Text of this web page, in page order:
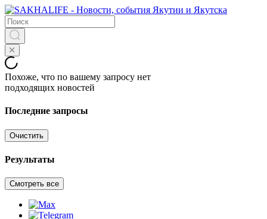
Похоже, что по вашему запросу нет
подходящих новостей
Последние запросы
Очистить
Результаты
Смотреть все